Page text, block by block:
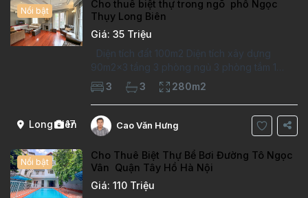
Long Biên
17
Nổi bật
Cho thuê biệt thự trong ngõ phố Ngọc
Thụy Long Biên
Giá: 35 Triệu
Diện tích đất 100m2 Diện tích xây dựng
90m2x3 tầng 3 phòng ngủ 3 phòng tắm 1
phòng làm việc Vị trí ý tưởng 10 phút đi bộ tới
trường việt pháp Ngôi nhà được thiết kế theo
kiểu phát cổ,trong khu dân
3 3 280m2
Cao Văn Hưng
Nổi bật
Cho Thuê Biệt Thự Bể Bơi Đường Tô Ngọc
Vân Quận Tây Hồ Hà Nội
Giá: 110 Triệu